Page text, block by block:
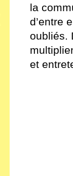
la
d’entre
oubliés.
et